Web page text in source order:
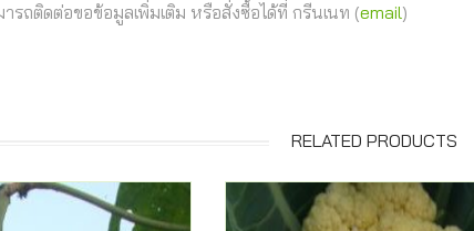
รถติดต่อขอข้อมูลเพิ่มเติม หรือสั่งซื้อได้ที่ กรีนเนท (email)
RELATED PRODUCTS